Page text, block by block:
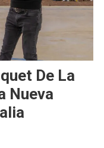
De La
Nueva